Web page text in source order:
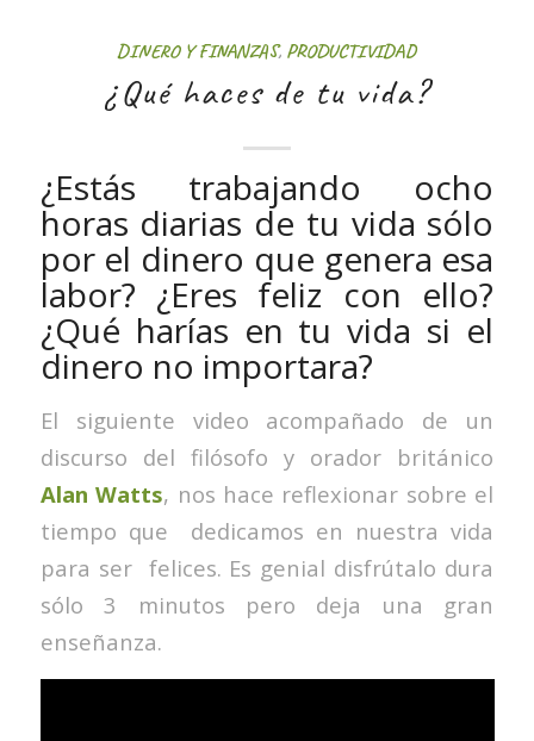
DINERO Y FINANZAS, PRODUCTIVIDAD
¿Qué haces de tu vida?
¿Estás trabajando ocho
horas diarias de tu vida sólo
por el dinero que genera esa
labor? ¿Eres feliz con ello?
¿Qué harías en tu vida si el
dinero no importara?
El siguiente video acompañado de un
discurso del filósofo y orador británico
Alan Watts, nos hace reflexionar sobre el
tiempo que dedicamos en nuestra vida
para ser felices. Es genial disfrútalo dura
sólo 3 minutos pero deja una gran
enseñanza.